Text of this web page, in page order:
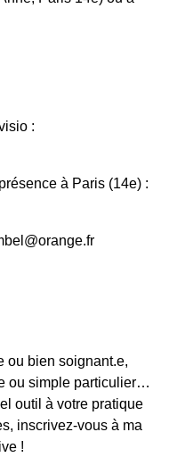
:
à Paris (14e) :
ou bien soignant.e,
ou simple particulier…
outil à votre pratique
inscrivez-vous à ma
!